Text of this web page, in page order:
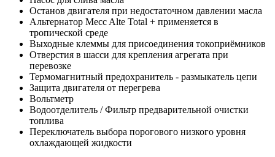
Останов двигателя при недостаточном давлении масла
Альтернатор Mecc Alte Total + применяется в
тропической среде
Выходные клеммы для присоединения токоприёмников
Отверстия в шасси для крепления агрегата при
перевозке
Термомагнитный предохранитель - размыкатель цепи
Защита двигателя от перегрева
Вольтметр
Водоотделитель / Фильтр предварительной очистки
топлива
Переключатель выбора порогового низкого уровня
охлаждающей жидкости